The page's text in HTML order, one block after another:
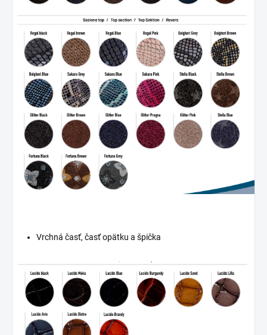
Vrchná časť, časť opätku a špička